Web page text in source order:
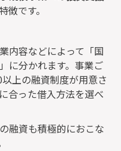
徴です。
内容などによって「国
に分かれます。事業ご
上の融資制度が用意さ
合った借入方法を選べ
融資も積極的におこな